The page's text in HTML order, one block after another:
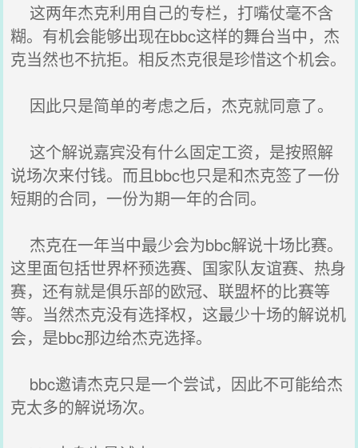
这两年杰克利用自己的专栏，打嘴仗毫不含
糊。有机会能够出现在bbc这样的舞台当中，杰
克当然也不抗拒。相反杰克很是珍惜这个机会。
因此只是简单的考虑之后，杰克就同意了。
这个解说嘉宾没有什么固定工资，是按照解
说场次来付钱。而且bbc也只是和杰克签了一份
短期的合同，一份为期一年的合同。
杰克在一年当中最少会为bbc解说十场比赛。
这里面包括世界杯预选赛、国家队友谊赛、热身
赛，还有就是俱乐部的欧冠、联盟杯的比赛等
等。当然杰克没有选择权，这最少十场的解说机
会，是bbc那边给杰克选择。
bbc邀请杰克只是一个尝试，因此不可能给杰
克太多的解说场次。